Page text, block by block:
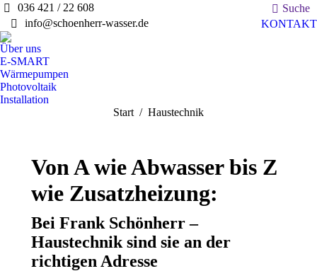
036 421 / 22 608
info@schoenherr-wasser.de
Search:
Suche
KONTAKT
Über uns
E-SMART
Wärmepumpen
Photovoltaik
Installation
Sie befinden sich hier:
Start Haustechnik
Von A wie Abwasser bis Z
wie Zusatzheizung:
Bei Frank Schönherr –
Haustechnik sind sie an der
richtigen Adresse